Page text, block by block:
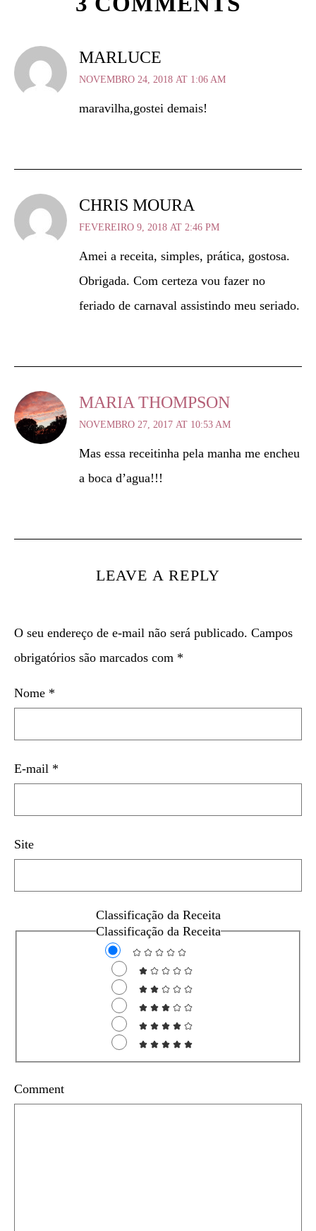
MARLUCE
NOVEMBRO 24, 2018 AT 1:06 AM
maravilha,gostei demais!
CHRIS MOURA
FEVEREIRO 9, 2018 AT 2:46 PM
Amei a receita, simples, prática, gostosa.
Obrigada. Com certeza vou fazer no
feriado de carnaval assistindo meu seriado.
MARIA THOMPSON
NOVEMBRO 27, 2017 AT 10:53 AM
Mas essa receitinha pela manha me encheu
a boca d’agua!!!
LEAVE A REPLY
O seu endereço de e-mail não será publicado. Campos
obrigatórios são marcados com *
Nome *
E-mail *
Site
Classificação da Receita
Classificação da Receita
Comment